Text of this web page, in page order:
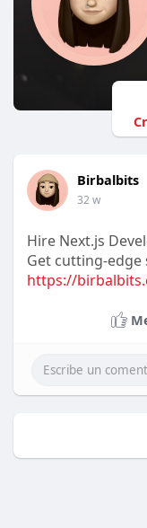
Birbalbits
32 w
Hire Next.js
Get cutting-
https://